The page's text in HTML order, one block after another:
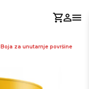
Košarica
Boja za unutarnje površine